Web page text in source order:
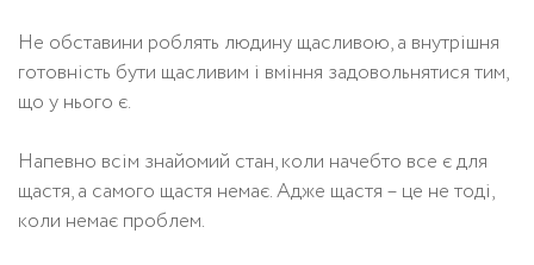
Не обставини роблять людину щасливою, а внутрішня
готовність бути щасливим і вміння задовольнятися тим,
що у нього є.
Напевно всім знайомий стан, коли начебто все є для
щастя, а самого щастя немає. Адже щастя – це не тоді,
коли немає проблем.